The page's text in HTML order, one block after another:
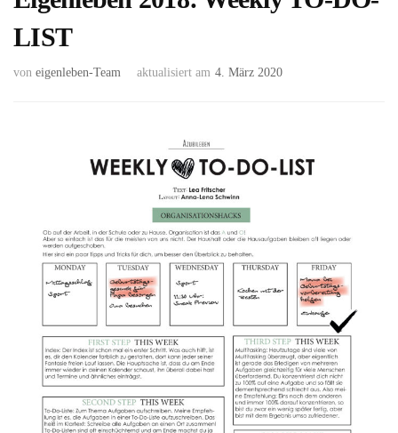
LIST
von eigenleben-Team aktualisiert am 4. März 2020